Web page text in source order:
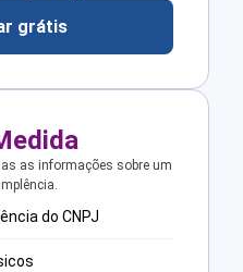
grátis
as informações sobre um
do CNPJ